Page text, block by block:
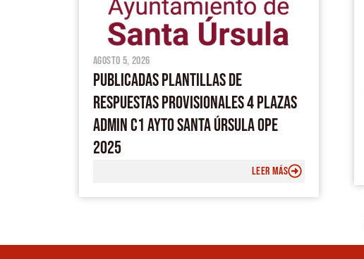
agosto 5, 2026
PUBLICADAS PLANTILLAS DE
RESPUESTAS PROVISIONALES 4 PLAZAS
ADMIN C1 AYTO SANTA ÚRSULA OPE
2025
LEER MÁS